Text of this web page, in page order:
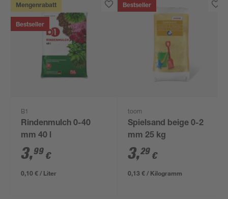
Mengenrabatt
Bestseller
B1
Rindenmulch 0-40
mm 40 l
3,99 €
0,10 € / Liter
Bestseller
toom
Spielsand beige 0-2
mm 25 kg
3,29 €
0,13 € / Kilogramm